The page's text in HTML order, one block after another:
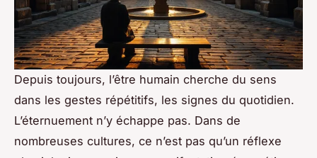
Depuis toujours, l’être humain cherche du sens
dans les gestes répétitifs, les signes du quotidien.
L’éternuement n’y échappe pas. Dans de
nombreuses cultures, ce n’est pas qu’un réflexe